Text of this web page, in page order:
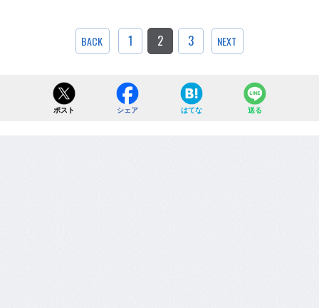
BACK 1 2 3 NEXT
ポスト シェア はてな 送る